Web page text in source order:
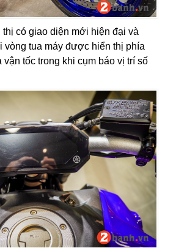
có giao diện mới hiện đại và
vòng tua máy được hiển thị phía
vận tốc trong khi cụm báo vị trí số